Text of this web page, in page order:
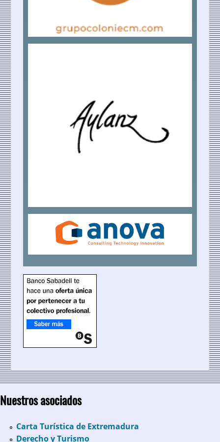
Nuestros asociados
Carta Turística de Extremadura
Derecho y Turismo